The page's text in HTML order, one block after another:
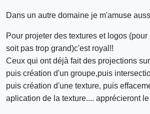
Dans un autre domaine je m'amuse
Pour projeter des textures et logos
soit pas trop grand)c'est royal!!
Ceux qui ont déjà fait des projections
puis création d'un groupe,puis
puis création d'une texture, puis
aplication de la texture.... apprécieront